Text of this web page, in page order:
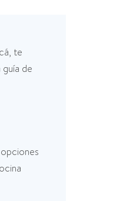
te
de